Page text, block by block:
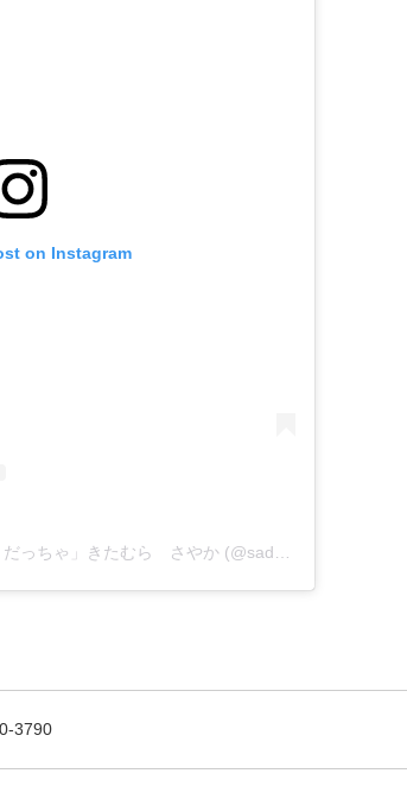
on Instagram
3790